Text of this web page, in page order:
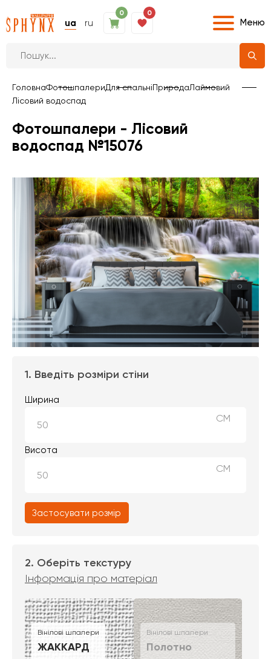
ua ru
0 0
Меню
ГоловнаФотошпалериДля спальніПриродаЛаймовий
Лісовий водоспад
Фотошпалери - Лісовий
водоспад №15076
1. Введіть розміри стіни
Ширина
СМ
Висота
СМ
Застосувати розмір
2. Оберіть текстуру
Інформація про матеріал
Вінілові шпалери
ЖАККАРД
Вінілові шпалери
Полотно